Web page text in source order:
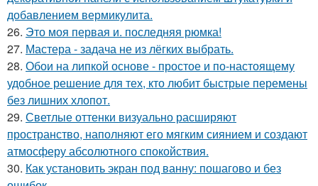
добавлением вермикулита.
26. Это моя первая и. последняя рюмка!
27. Мастера - задача не из лёгких выбрать.
28. Обои на липкой основе - простое и по-настоящему
удобное решение для тех, кто любит быстрые перемены
без лишних хлопот.
29. Светлые оттенки визуально расширяют
пространство, наполняют его мягким сиянием и создают
атмосферу абсолютного спокойствия.
30. Как установить экран под ванну: пошагово и без